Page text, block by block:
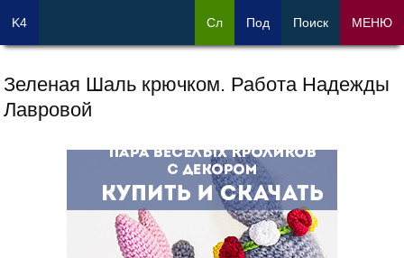
Зеленая Шаль крючком. Работа Надежды
Лавровой
K4 Сл Под Поиск МЕНЮ